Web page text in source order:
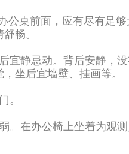
公桌前面，应有尽有足
畅。
宜静忌动。背后安静，
坐后宜墙壁、挂画等。
。
。在办公椅上坐着为观